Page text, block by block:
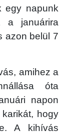
egy napunk
a januárira
azon belül 7
amihez a
óta
napon
hogy
A kihívás